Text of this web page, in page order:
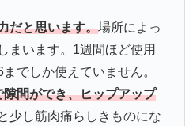
だと思います。場所によっ
まいます。1週間ほど使用
でしか使えていません。
間ができ、ヒップアップ
少し筋肉痛らしきものにな